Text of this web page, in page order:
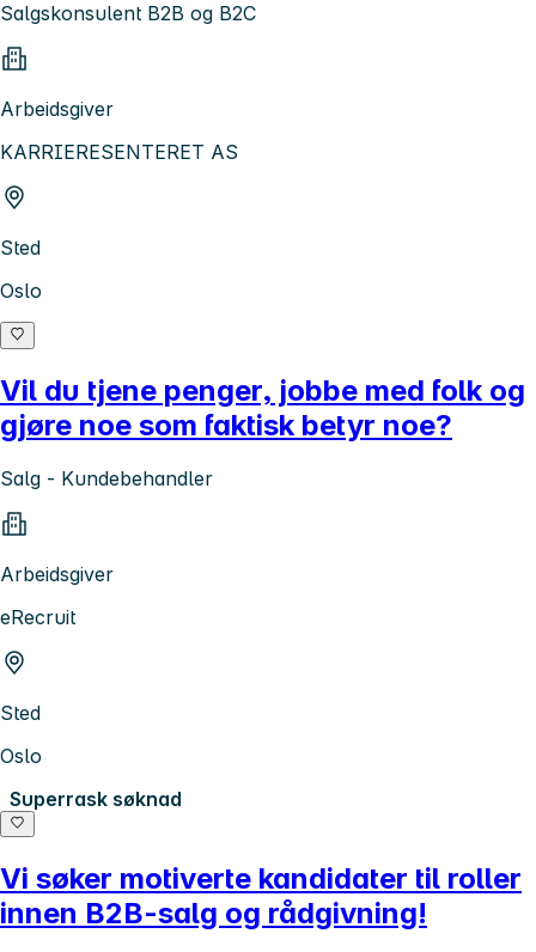
Salgskonsulent B2B og B2C
Arbeidsgiver
KARRIERESENTERET AS
Sted
Oslo
Vil du tjene penger, jobbe med folk og
gjøre noe som faktisk betyr noe?
Salg - Kundebehandler
Arbeidsgiver
eRecruit
Sted
Oslo
Superrask søknad
Vi søker motiverte kandidater til roller
innen B2B-salg og rådgivning!